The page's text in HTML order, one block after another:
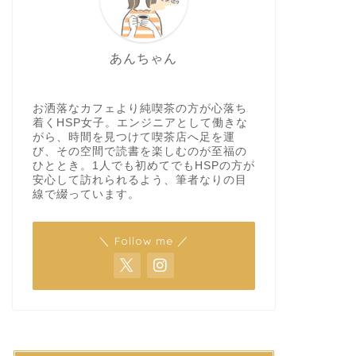
あんちゃん
お洒落なカフェより純喫茶の方が心落ち
着くHSP女子。エンジニアとして働きな
がら、時間を見つけて喫茶店へ足を運
び、その空間で読書を楽しむのが至福の
ひととき。1人でも初めてでもHSPの方が
安心して訪れられるよう、筆者なりの目
線で綴っています。
＼ Follow me ／